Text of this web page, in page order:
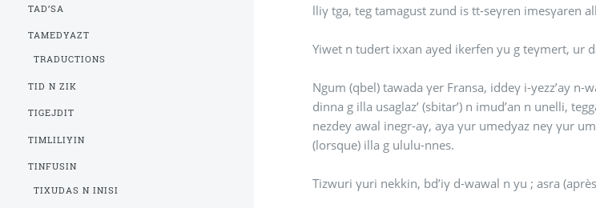
lliγ tga, teg tamagust zund is tt-seγren imesγaren
Yiwet n tudert ixxan ayed ikerfen yu g teγmert, ur
Ngum (qbel) tawada γer Fransa, iddeγ i-yezz’ay
dinna g illa usaglaz’ (sbitar’) n imud’an n unelli,
nezdey awal inegr-aγ, aya γur umedyaz neγ γur
(lorsque) illa g ululu-nnes.
TAD’SA
TAMEDYAZT
TRADUCTIONS
TID N ZIK
TIGEJDIT
TIMLILIYIN
TINFUSIN
TIXUDAS N INISI